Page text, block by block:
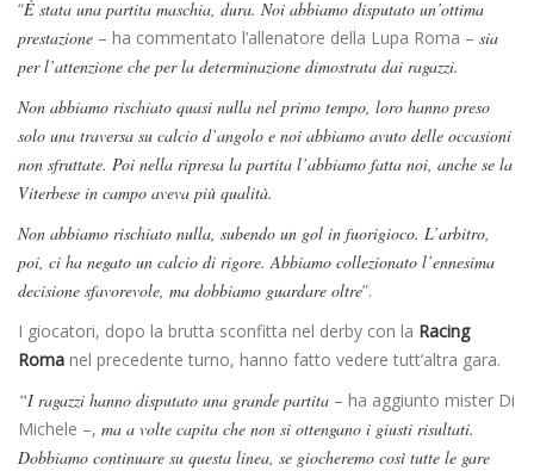
“È stata una partita maschia, dura. Noi abbiamo disputato un’ottima
prestazione – ha commentato l’allenatore della Lupa Roma – sia
per l’attenzione che per la determinazione dimostrata dai ragazzi.
Non abbiamo rischiato quasi nulla nel primo tempo, loro hanno preso
solo una traversa su calcio d’angolo e noi abbiamo avuto delle occasioni
non sfruttate. Poi nella ripresa la partita l’abbiamo fatta noi, anche se la
Viterbese in campo aveva più qualità.
Non abbiamo rischiato nulla, subendo un gol in fuorigioco. L’arbitro,
poi, ci ha negato un calcio di rigore. Abbiamo collezionato l’ennesima
decisione sfavorevole, ma dobbiamo guardare oltre”.
I giocatori, dopo la brutta sconfitta nel derby con la Racing
Roma nel precedente turno, hanno fatto vedere tutt’altra gara.
“I ragazzi hanno disputato una grande partita – ha aggiunto mister Di
Michele –, ma a volte capita che non si ottengano i giusti risultati.
Dobbiamo continuare su questa linea, se giocheremo così tutte le gare